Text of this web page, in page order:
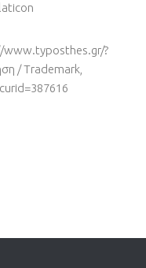
www.typosthes.gr/?
/ Trademark,